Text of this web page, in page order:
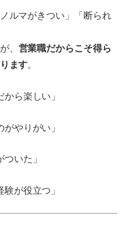
ルマがきつい」「断られ
、 営業職だからこそ得ら
ます。
ら楽しい」
やりがい」
いた」
が役立つ」